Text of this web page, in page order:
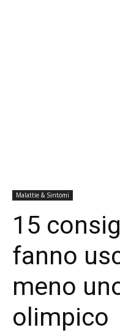
Malattie & Sintomi
15
fanno
meno
olimpico